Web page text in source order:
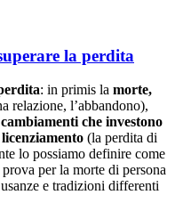
la perdita
: in primis la morte,
relazione, l’abbandono),
cambiamenti che investono
(la perdita di
lo possiamo definire come
per la morte di persona
e tradizioni differenti